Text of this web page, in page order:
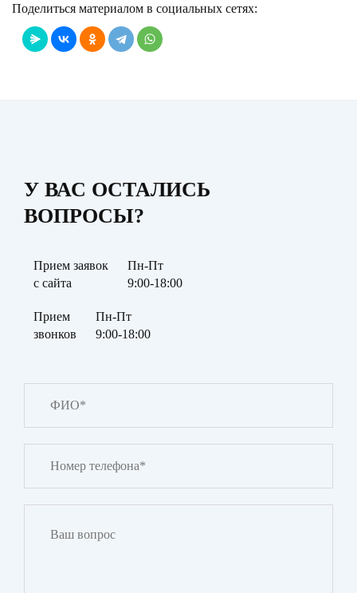
Поделиться материалом в социальных сетях:
У ВАС ОСТАЛИСЬ
ВОПРОСЫ?
Прием заявок
с сайта
Пн-Пт
9:00-18:00
Прием
звонков
Пн-Пт
9:00-18:00